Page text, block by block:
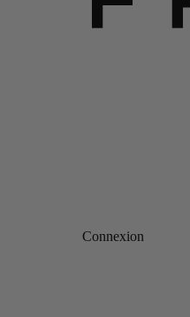
Connexion